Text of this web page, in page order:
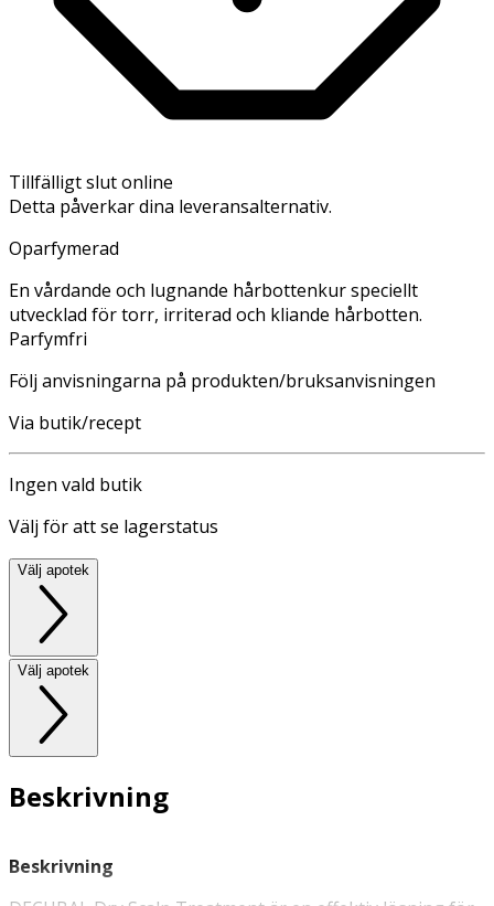
Tillfälligt slut online
Detta påverkar dina leveransalternativ.
Oparfymerad
En vårdande och lugnande hårbottenkur speciellt
utvecklad för torr, irriterad och kliande hårbotten.
Parfymfri
Följ anvisningarna på produkten/bruksanvisningen
Via butik/recept
Ingen vald butik
Välj för att se lagerstatus
Välj apotek
Välj apotek
Beskrivning
Beskrivning